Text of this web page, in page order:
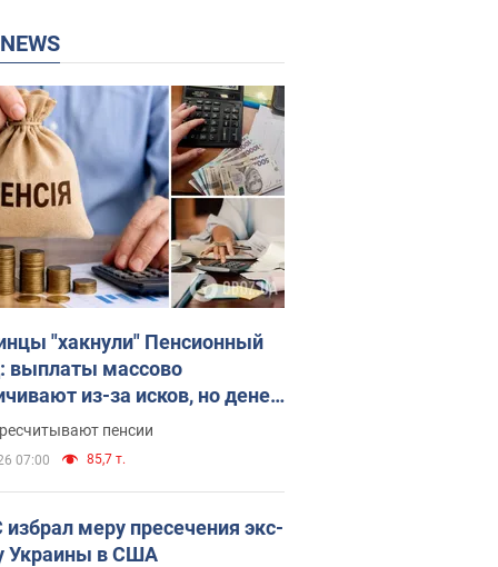
NEWS
"хакнули" Пенсионный
выплаты массово
из-за исков, но денег
пенсии
07:00 85,7 т.
меру пресечения экс-
Украины в США